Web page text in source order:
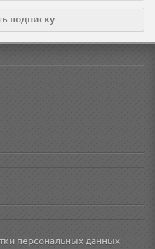
подписку
персональных данных